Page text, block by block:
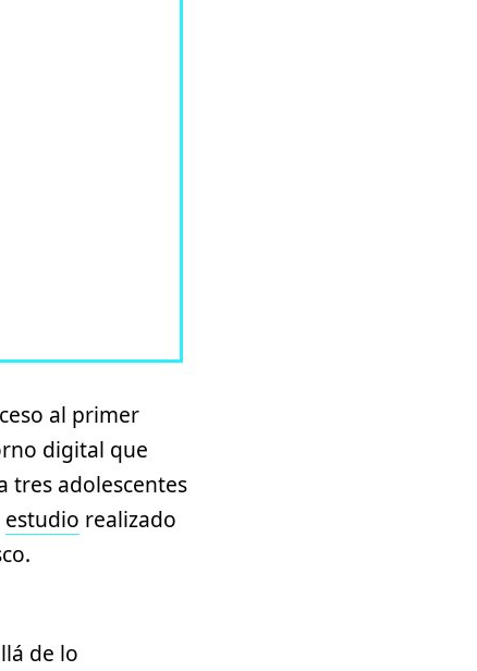
al primer
digital que
tres adolescentes
estudio realizado
de lo